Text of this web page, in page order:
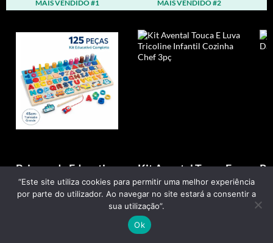
MAIS VENDIDO #1
Brinquedo Educativo
Montessori
Tabuleiro Neyfe
MAIS VENDIDO #2
Kit Avental Touca E
Luva Tricoline
Infantil Cozinha Chef
3pç
“Este site utiliza cookies para permitir uma melhor experiência
por parte do utilizador. Ao navegar no site estará a consentir a
sua utilização”.
Ok